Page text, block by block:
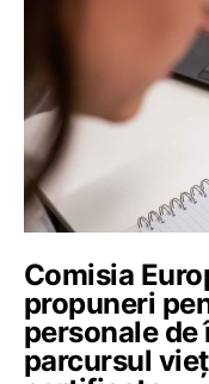
Comisia
propuneri
personale de
parcursul